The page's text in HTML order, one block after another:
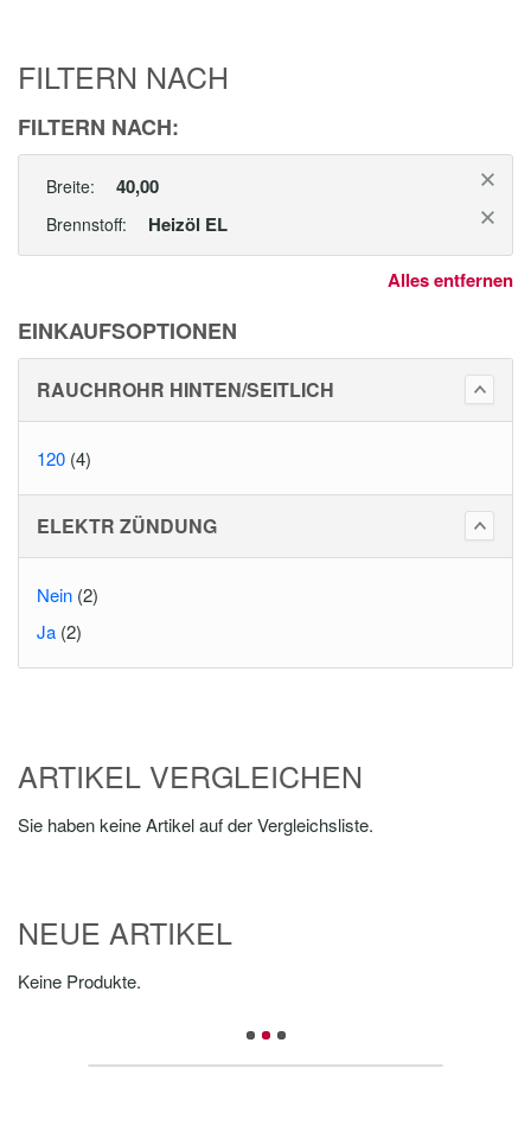
FILTERN NACH
FILTERN NACH:
Breite: 40,00
Brennstoff: Heizöl EL
Alles entfernen
EINKAUFSOPTIONEN
RAUCHROHR HINTEN/SEITLICH
120 (4)
ELEKTR ZÜNDUNG
Nein (2)
Ja (2)
ARTIKEL VERGLEICHEN
Sie haben keine Artikel auf der Vergleichsliste.
NEUE ARTIKEL
Keine Produkte.